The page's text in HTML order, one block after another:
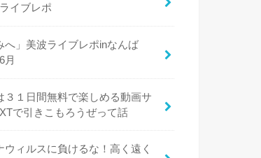
イブレポ
へ」美波ライブレポinなんば
月
３１日間無料で楽しめる動画サ
で引きこもろうぜって話
ウィルスに負けるな！高く遠く